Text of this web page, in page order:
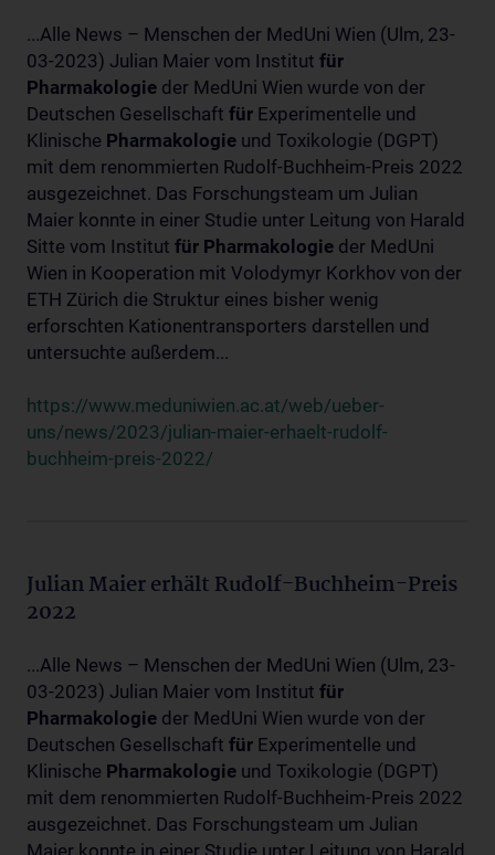
...Alle News – Menschen der MedUni Wien (Ulm, 23-
03-2023) Julian Maier vom Institut für
Pharmakologie der MedUni Wien wurde von der
Deutschen Gesellschaft für Experimentelle und
Klinische Pharmakologie und Toxikologie (DGPT)
mit dem renommierten Rudolf-Buchheim-Preis 2022
ausgezeichnet. Das Forschungsteam um Julian
Maier konnte in einer Studie unter Leitung von Harald
Sitte vom Institut für Pharmakologie der MedUni
Wien in Kooperation mit Volodymyr Korkhov von der
ETH Zürich die Struktur eines bisher wenig
erforschten Kationentransporters darstellen und
untersuchte außerdem...
https://www.meduniwien.ac.at/web/ueber-
uns/news/2023/julian-maier-erhaelt-rudolf-
buchheim-preis-2022/
Julian Maier erhält Rudolf-Buchheim-Preis
2022
...Alle News – Menschen der MedUni Wien (Ulm, 23-
03-2023) Julian Maier vom Institut für
Pharmakologie der MedUni Wien wurde von der
Deutschen Gesellschaft für Experimentelle und
Klinische Pharmakologie und Toxikologie (DGPT)
mit dem renommierten Rudolf-Buchheim-Preis 2022
ausgezeichnet. Das Forschungsteam um Julian
Maier konnte in einer Studie unter Leitung von Harald